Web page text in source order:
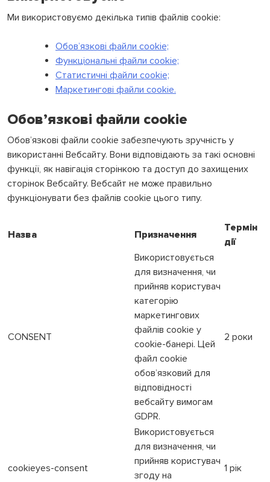
Ми використовуємо декілька типів файлів cookie:
Обов’язкові файли cookie;
Функціональні файли cookie;
Статистичні файли cookie;
Маркетингові файли cookie.
Обов’язкові файли cookie
Обов’язкові файли cookie забезпечують зручність у
використанні Вебсайту. Вони відповідають за такі основні
функції, як навігація сторінкою та доступ до захищених
сторінок Вебсайту. Вебсайт не може правильно
функціонувати без файлів cookie цього типу.
Назва Призначення
Термін
дії
CONSENT
Використовується
для визначення, чи
прийняв користувач
категорію
маркетингових
файлів cookie у
cookie-банері. Цей
файл cookie
обов’язковий для
відповідності
вебсайту вимогам
GDPR.
2 роки
cookieyes-consent
Використовується
для визначення, чи
прийняв користувач
згоду на
1 рік